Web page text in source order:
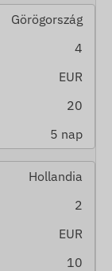
Görögország
4
EUR
20
5 nap
Hollandia
2
EUR
10